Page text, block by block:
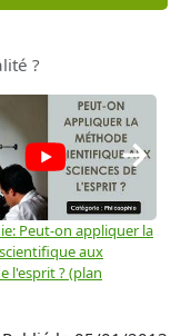
?
Peut-on appliquer la
aux
l'esprit ? (plan
→